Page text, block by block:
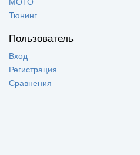
Тюнинг
Пользователь
Вход
Регистрация
Сравнения